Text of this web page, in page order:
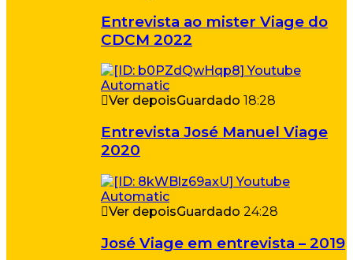
Entrevista ao mister Viage do
CDCM 2022
Ver depoisGuardado 18:28
Entrevista José Manuel Viage
2020
Ver depoisGuardado 24:28
José Viage em entrevista – 2019